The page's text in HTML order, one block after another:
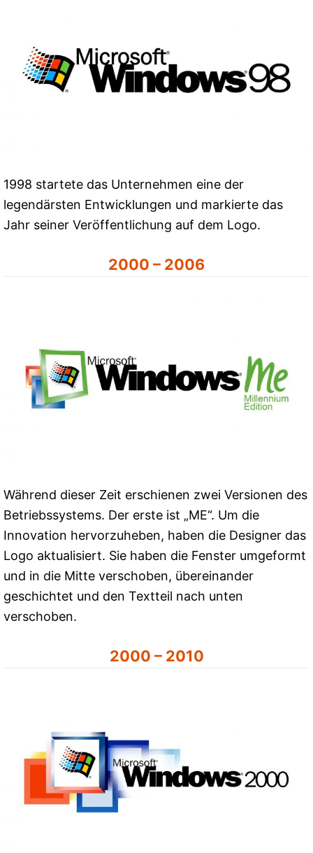
1998 startete das Unternehmen eine der
legendärsten Entwicklungen und markierte das
Jahr seiner Veröffentlichung auf dem Logo.
2000 – 2006
Während dieser Zeit erschienen zwei Versionen des
Betriebssystems. Der erste ist „ME“. Um die
Innovation hervorzuheben, haben die Designer das
Logo aktualisiert. Sie haben die Fenster umgeformt
und in die Mitte verschoben, übereinander
geschichtet und den Textteil nach unten
verschoben.
2000 – 2010